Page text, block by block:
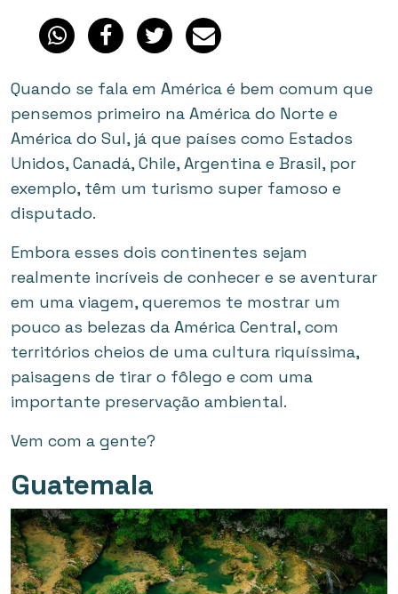
Quando se fala em América é bem comum que
pensemos primeiro na América do Norte e
América do Sul, já que países como Estados
Unidos, Canadá, Chile, Argentina e Brasil, por
exemplo, têm um turismo super famoso e
disputado.
Embora esses dois continentes sejam
realmente incríveis de conhecer e se aventurar
em uma viagem, queremos te mostrar um
pouco as belezas da América Central, com
territórios cheios de uma cultura riquíssima,
paisagens de tirar o fôlego e com uma
importante preservação ambiental.
Vem com a gente?
Guatemala